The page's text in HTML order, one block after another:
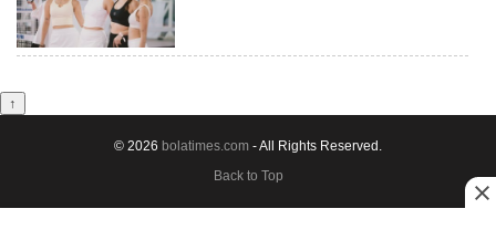
↑
© 2026 bolatimes.com - All Rights Reserved.
Back to Top